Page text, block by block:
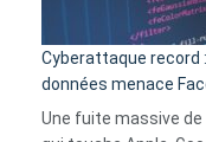
Cyberattaque record
données menace
Une fuite massive